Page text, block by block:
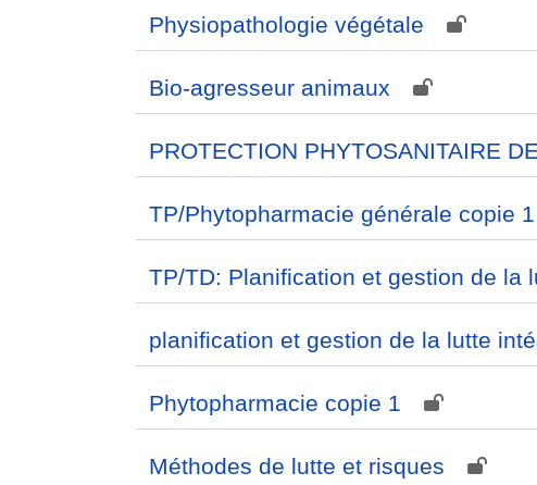
Physiopathologie végétale
Bio-agresseur animaux
PROTECTION PHYTOSANITAIRE
TP/Phytopharmacie générale copie 1
TP/TD: Planification et gestion de la
planification et gestion de la lutte
Phytopharmacie copie 1
Méthodes de lutte et risques